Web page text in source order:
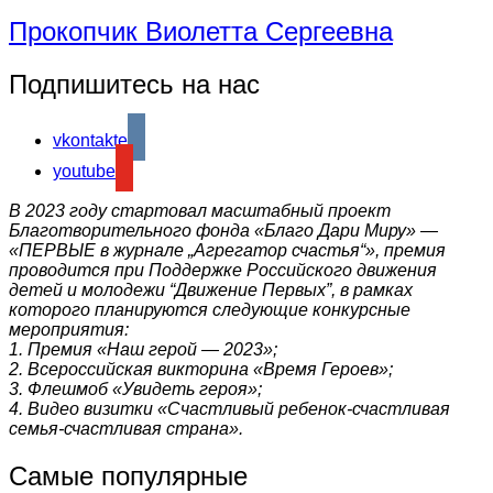
Прокопчик Виолетта Cергеевна
Подпишитесь на нас
vkontakte
youtube
В 2023 году стартовал масштабный проект
Благотворительного фонда «Благо Дари Миру» —
«ПЕРВЫЕ в журнале „Агрегатор счастья“», премия
проводится при Поддержке Российского движения
детей и молодежи “Движение Первых”, в рамках
которого планируются следующие конкурсные
мероприятия:
1. Премия «Наш герой — 2023»;
2. Всероссийская викторина «Время Героев»;
3. Флешмоб «Увидеть героя»;
4. Видео визитки «Счастливый ребенок-счастливая
семья-счастливая страна».
Самые популярные